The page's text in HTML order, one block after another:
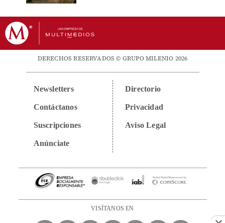
DERECHOS RESERVADOS © GRUPO MILENIO 2026
Newsletters
Contáctanos
Suscripciones
Anúnciate
Directorio
Privacidad
Aviso Legal
VISÍTANOS EN